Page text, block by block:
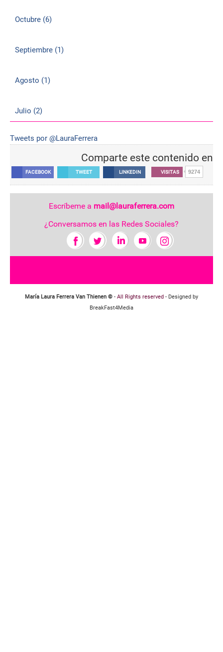
Octubre (6)
Septiembre (1)
Agosto (1)
Julio (2)
Tweets por @LauraFerrera
Comparte este contenido en
FACEBOOK TWEET LINKEDIN VISITAS 9274
Escríbeme a mail@lauraferrera.com
¿Conversamos en las Redes Sociales?
María Laura Ferrera Van Thienen © - All Rights reserved - Designed by
BreakFast4Media